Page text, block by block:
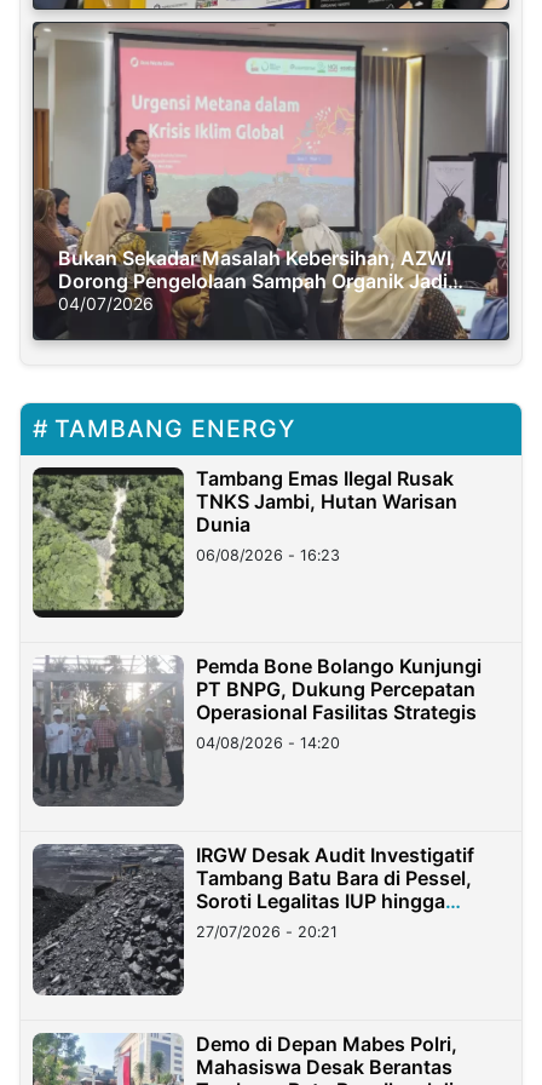
Bukan Sekadar Masalah Kebersihan, AZWI
Dorong Pengelolaan Sampah Organik Jadi
Solusi Krisis Iklim
04/07/2026
TAMBANG ENERGY
Tambang Emas Ilegal Rusak
TNKS Jambi, Hutan Warisan
Dunia
06/08/2026 - 16:23
Pemda Bone Bolango Kunjungi
PT BNPG, Dukung Percepatan
Operasional Fasilitas Strategis
04/08/2026 - 14:20
IRGW Desak Audit Investigatif
Tambang Batu Bara di Pessel,
Soroti Legalitas IUP hingga
Stockpile
27/07/2026 - 20:21
Demo di Depan Mabes Polri,
Mahasiswa Desak Berantas